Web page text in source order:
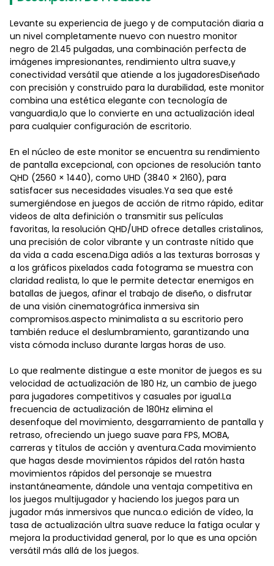
Levante su experiencia de juego y de computación diaria a
un nivel completamente nuevo con nuestro monitor
negro de 21.45 pulgadas, una combinación perfecta de
imágenes impresionantes, rendimiento ultra suave,y
conectividad versátil que atiende a los jugadoresDiseñado
con precisión y construido para la durabilidad, este monitor
combina una estética elegante con tecnología de
vanguardia,lo que lo convierte en una actualización ideal
para cualquier configuración de escritorio.
En el núcleo de este monitor se encuentra su rendimiento
de pantalla excepcional, con opciones de resolución tanto
QHD (2560 × 1440), como UHD (3840 × 2160), para
satisfacer sus necesidades visuales.Ya sea que esté
sumergiéndose en juegos de acción de ritmo rápido, editar
videos de alta definición o transmitir sus películas
favoritas, la resolución QHD/UHD ofrece detalles cristalinos,
una precisión de color vibrante y un contraste nítido que
da vida a cada escena.Diga adiós a las texturas borrosas y
a los gráficos pixelados cada fotograma se muestra con
claridad realista, lo que le permite detectar enemigos en
batallas de juegos, afinar el trabajo de diseño, o disfrutar
de una visión cinematográfica inmersiva sin
compromisos.aspecto minimalista a su escritorio pero
también reduce el deslumbramiento, garantizando una
vista cómoda incluso durante largas horas de uso.
Lo que realmente distingue a este monitor de juegos es su
velocidad de actualización de 180 Hz, un cambio de juego
para jugadores competitivos y casuales por igual.La
frecuencia de actualización de 180Hz elimina el
desenfoque del movimiento, desgarramiento de pantalla y
retraso, ofreciendo un juego suave para FPS, MOBA,
carreras y títulos de acción y aventura.Cada movimiento
que hagas desde movimientos rápidos del ratón hasta
movimientos rápidos del personaje se muestra
instantáneamente, dándole una ventaja competitiva en
los juegos multijugador y haciendo los juegos para un
jugador más inmersivos que nunca.o edición de vídeo, la
tasa de actualización ultra suave reduce la fatiga ocular y
mejora la productividad general, por lo que es una opción
versátil más allá de los juegos.